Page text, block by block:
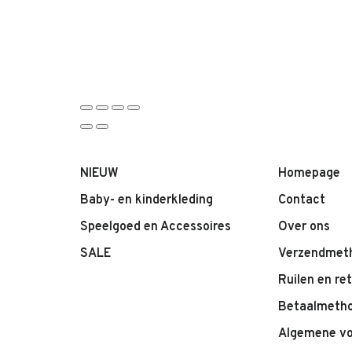
NIEUW
Baby- en kinderkleding
Speelgoed en Accessoires
SALE
Homepage
Contact
Over ons
Ruilen en
Algemene